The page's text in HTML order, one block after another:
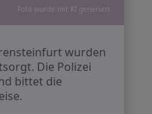
Foto wurde mit KI generiert
wurden
Die Polizei
bittet die